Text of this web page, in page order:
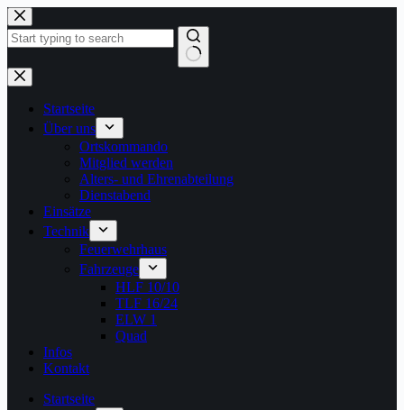
Zum
Inhalt
springen
Keine
Ergebnisse
Startseite
Über uns
Ortskommando
Mitglied werden
Alters- und Ehrenabteilung
Dienstabend
Einsätze
Technik
Feuerwehrhaus
Fahrzeuge
HLF 10/10
TLF 16/24
ELW 1
Quad
Infos
Kontakt
Startseite